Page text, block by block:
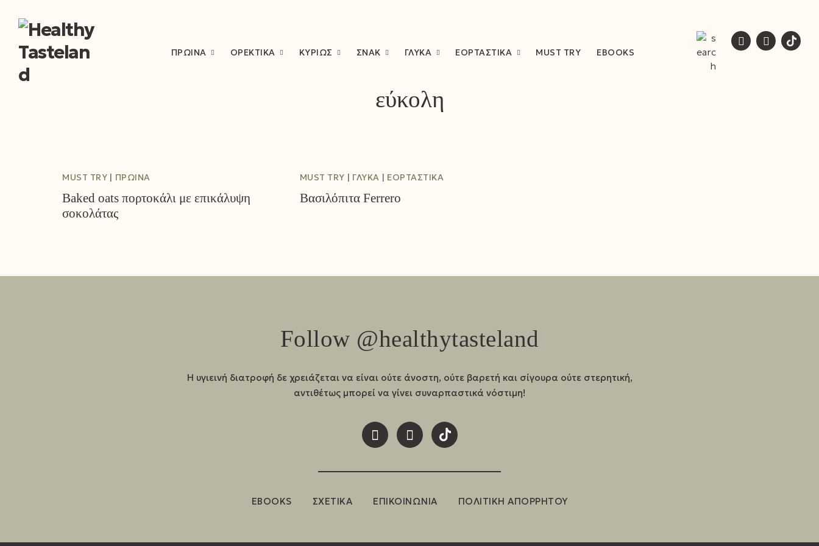
ΠΡΩΙΝΆ ΟΡΕΚΤΙΚΆ ΚΥΡΊΩΣ ΣΝΑΚ ΓΛΥΚΆ ΕΟΡΤΑΣΤΙΚΆ MUST TRY EBOOKS
εύκολη
MUST TRY ΠΡΩΙΝΆ
Baked oats πορτοκάλι με επικάλυψη
σοκολάτας
MUST TRY ΓΛΥΚΆ ΕΟΡΤΑΣΤΙΚΆ
Βασιλόπιτα Ferrero
Follow @healthytasteland
Η υγιεινή διατροφή δε χρειάζεται να είναι ούτε άνοστη, ούτε βαρετή και σίγουρα ούτε στερητική,
αντιθέτως μπορεί να γίνει συναρπαστικά νόστιμη!
EBOOKS ΣΧΕΤΙΚΑ ΕΠΙΚΟΙΝΩΝΙΑ ΠΟΛΙΤΙΚΗ ΑΠΟΡΡΗΤΟΥ